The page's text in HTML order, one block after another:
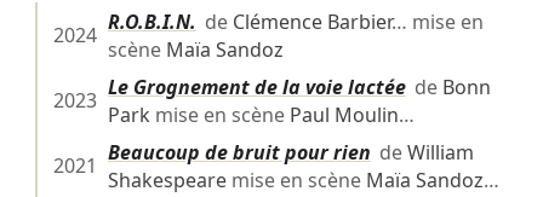
2024 R.O.B.I.N. de Clémence Barbier… mise en
scène Maïa Sandoz
2023 Le Grognement de la voie lactéede Bonn
Park mise en scène Paul Moulin…
2021 Beaucoup de bruit pour rien deWilliam
Shakespearemise en scène Maïa Sandoz…